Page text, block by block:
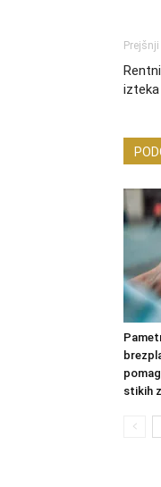
izteka
stikih